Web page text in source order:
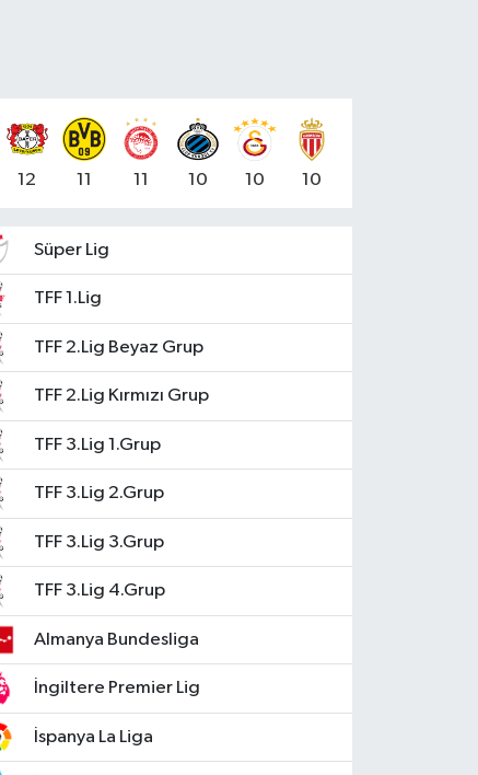
12 11 11 10 10 10
Süper Lig
TFF 1.Lig
TFF 2.Lig Beyaz Grup
TFF 2.Lig Kırmızı Grup
TFF 3.Lig 1.Grup
TFF 3.Lig 2.Grup
TFF 3.Lig 3.Grup
TFF 3.Lig 4.Grup
Almanya Bundesliga
İngiltere Premier Lig
İspanya La Liga